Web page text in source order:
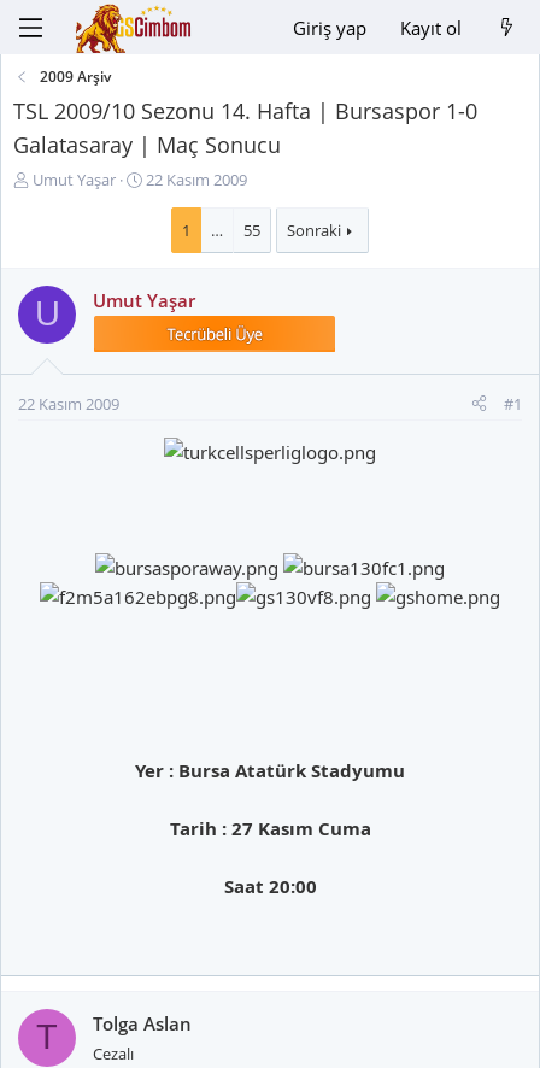
Giriş yap Kayıt ol
2009 Arşiv
TSL 2009/10 Sezonu 14. Hafta | Bursaspor 1-0
Galatasaray | Maç Sonucu
K
u
B
a
l
Umut Yaşar
B
n
g
ı
ç
22 Kasım 2009
1 … 55 Sonraki
U Umut Yaşar
22 Kasım 2009 #1
Yer : Bursa Atatürk Stadyumu
Tarih : 27 Kasım Cuma
Saat 20:00
T Tolga Aslan
Cezalı